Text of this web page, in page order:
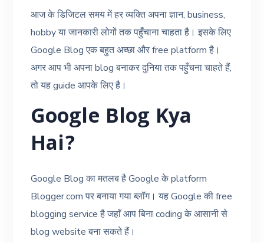
आज के डिजिटल समय में हर व्यक्ति अपना ज्ञान, business,
hobby या जानकारी लोगों तक पहुँचाना चाहता है। इसके लिए
Google Blog एक बहुत अच्छा और free platform है।
अगर आप भी अपना blog बनाकर दुनिया तक पहुँचना चाहते हैं,
तो यह guide आपके लिए है।
Google Blog Kya
Hai?
Google Blog का मतलब है Google के platform
Blogger.com पर बनाया गया ब्लॉग। यह Google की free
blogging service है जहाँ आप बिना coding के आसानी से
blog website बना सकते हैं।